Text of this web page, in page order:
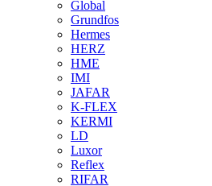
Global
Grundfos
Hermes
HERZ
HME
IMI
JAFAR
K-FLEX
KERMI
LD
Luxor
Reflex
RIFAR